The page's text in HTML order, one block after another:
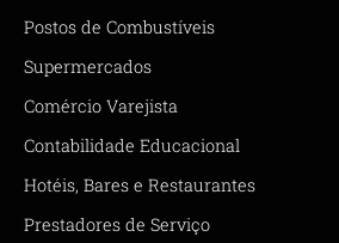
Postos de Combustíveis
Supermercados
Comércio Varejista
Contabilidade Educacional
Hotéis, Bares e Restaurantes
Prestadores de Serviço